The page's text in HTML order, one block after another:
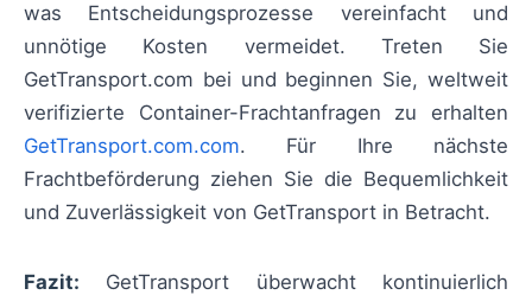
was Entscheidungsprozesse vereinfacht und
unnötige Kosten vermeidet. Treten Sie
GetTransport.com bei und beginnen Sie, weltweit
verifizierte Container-Frachtanfragen zu erhalten
GetTransport.com.com. Für Ihre nächste
Frachtbeförderung ziehen Sie die Bequemlichkeit
und Zuverlässigkeit von GetTransport in Betracht.
Fazit: GetTransport überwacht kontinuierlich